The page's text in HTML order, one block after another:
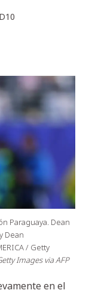
Paraguaya. Dean
Dean
/ Getty
Images via AFP
en el